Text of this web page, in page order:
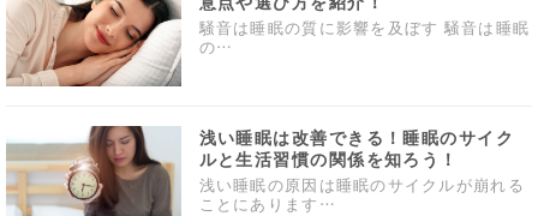
騒音は睡眠の質に影響を及ぼす 騒音は睡眠
の…
浅い睡眠は改善できる！睡眠のサイク
ルと生活習慣の関係を知ろう！
浅い睡眠の原因は睡眠のサイクルが崩れる
ことにあります…